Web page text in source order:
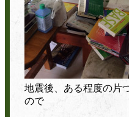
地震後、ある程度の片
ので